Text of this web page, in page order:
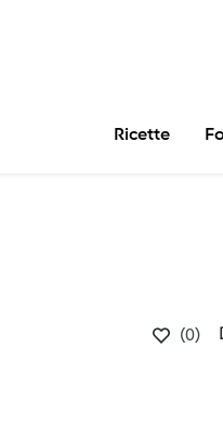
Ricette
(0)